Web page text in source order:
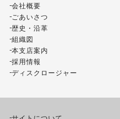
会社概要
ごあいさつ
歴史・沿革
組織図
本支店案内
採用情報
ディスクロージャー